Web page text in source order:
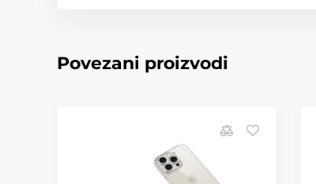
Povezani proizvodi